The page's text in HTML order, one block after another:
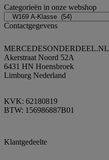
Categorieën in onze webshop
Contactgegevens
MERCEDESONDERDEEL.NL
Akerstraat Noord 52A
6431 HN Hoensbroek
Limburg Nederland
KVK: 62180819
BTW: 156986887B01
Klantgedeelte